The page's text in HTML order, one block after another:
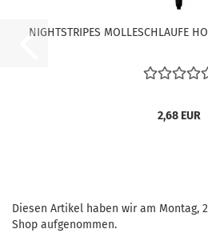
NIGHTSTRIPES MOLLESCHLAUFE
2,68 EUR
Diesen Artikel haben wir am Montag,
Shop aufgenommen.